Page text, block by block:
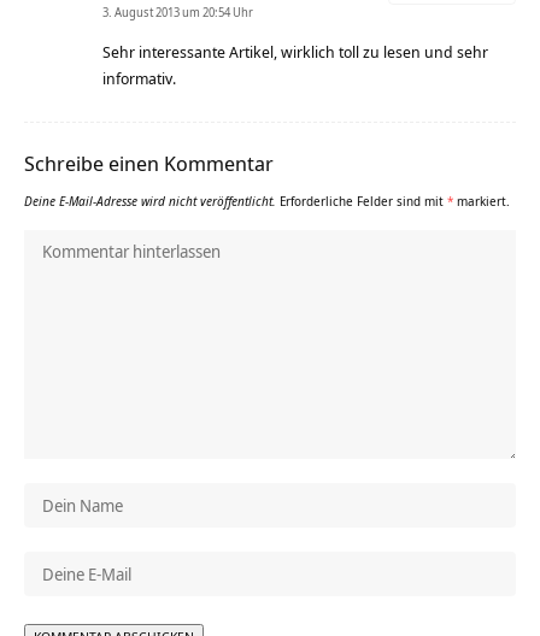
3. August 2013 um 20:54 Uhr
Sehr interessante Artikel, wirklich toll zu lesen und sehr
informativ.
Schreibe einen Kommentar
Deine E-Mail-Adresse wird nicht veröffentlicht. Erforderliche Felder sind mit * markiert.